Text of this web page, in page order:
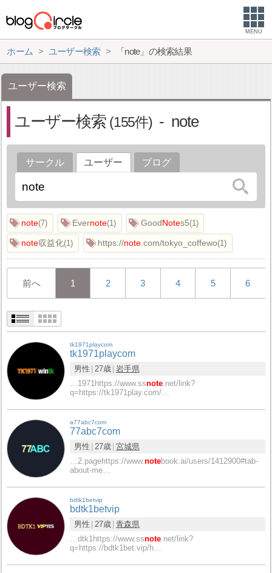
MENU
ホーム ユーザー検索 「note」の検索結果
ユーザー検索
ユーザー検索 155 note
サークル ユーザー ブログ
note 7 Evernote 1 GoodNotes5 1
note収益化 1 https://note .com/tokyo_coffewo 1
前へ 1 2 3 4 5 6
tk1971playcom
tk1971playcom
男性 27歳 岩手県
…1971https://www.ssnote.net/link?
q=https://tk1971play.com/…
a77abc7com
77abc7com
男性 27歳 宮城県
…2.pagehttps://www.notebook.ai/users/1412900#tab-
about-me…
bdtk1betvip
bdtk1betvip
男性 27歳 青森県
…dtk1https://www.ssnote.net/link?
q=https://bdtk1bet.vip/h…